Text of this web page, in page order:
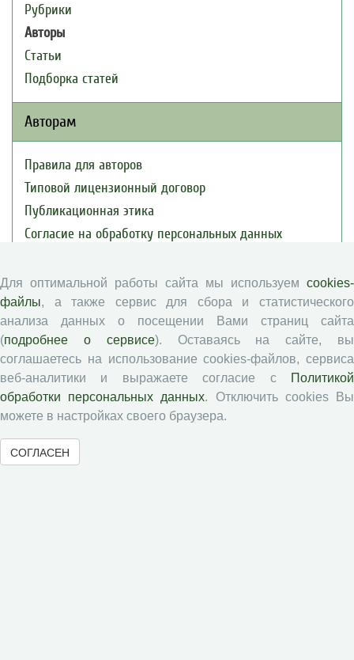
Рубрики
Авторы
Статьи
Подборка статей
Авторам
Правила для авторов
Типовой лицензионный договор
Публикационная этика
Согласие на обработку персональных данных
Рецензентам
Памятка рецензенту
Положение о рецензировании
Форма рецензии
Журналы ВолНЦ РАН
Для оптимальной работы сайта мы используем cookies-
файлы, а также сервис для сбора и статистического
анализа данных о посещении Вами страниц сайта
(подробнее о сервисе). Оставаясь на сайте, вы
соглашаетесь на использование cookies-файлов, сервиса
веб-аналитики и выражаете согласие с
Политикой
обработки персональных данных. Отключить cookies Вы
можете в настройках своего браузера.
СОГЛАСЕН